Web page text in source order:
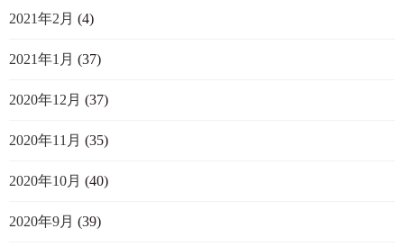
2021年2月 (4)
2021年1月 (37)
2020年12月 (37)
2020年11月 (35)
2020年10月 (40)
2020年9月 (39)